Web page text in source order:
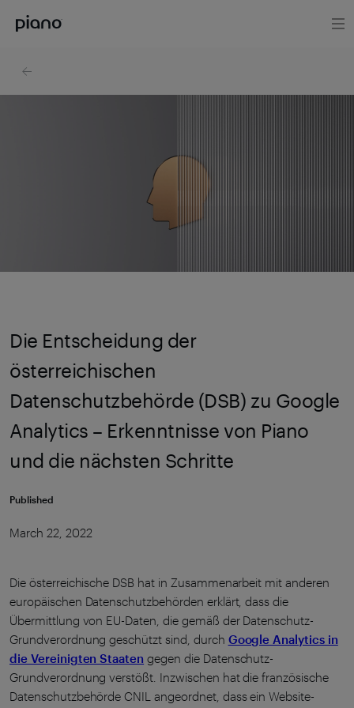
Die Entscheidung der
österreichischen
Datenschutzbehörde (DSB) zu Google
Analytics – Erkenntnisse von Piano
und die nächsten Schritte
Published
March 22, 2022
Die österreichische DSB hat in Zusammenarbeit mit anderen
europäischen Datenschutzbehörden erklärt, dass die
Übermittlung von EU-Daten, die gemäß der Datenschutz-
Grundverordnung geschützt sind, durch Google Analytics in
die Vereinigten Staaten gegen die Datenschutz-
Grundverordnung verstößt. Inzwischen hat die französische
Datenschutzbehörde CNIL angeordnet, dass ein Website-